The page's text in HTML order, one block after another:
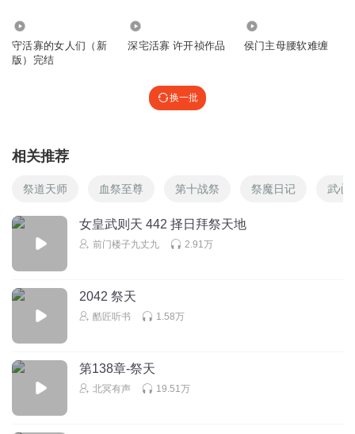
守活寡的女人们（新
版）完结
深宅活寡 许开祯作品 侯门主母腰软难缠
换一批
相关推荐
祭道天师 血祭至尊 第十战祭 祭魔日记 武心
女皇武则天 442 择日拜祭天地
前门楼子九丈九 2.91万
2042 祭天
酷匠听书 1.58万
第138章-祭天
北冥有声 19.51万